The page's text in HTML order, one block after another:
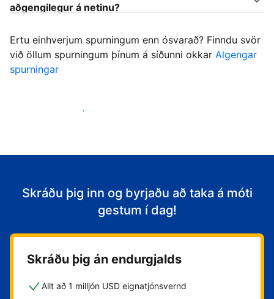
aðgengilegur á netinu?
Ertu einhverjum spurningum enn ósvarað? Finndu svör
við öllum spurningum þínum á síðunni okkar Algengar
spurningar
Byrja að taka á móti gestum
Skráðu þig inn og byrjaðu að taka á móti
gestum í dag!
Skráðu þig án endurgjalds
Allt að 1 milljón USD eignatjónsvernd